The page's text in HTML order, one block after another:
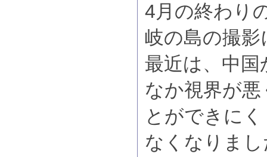
4月の終わり
岐の島の撮
最近は、中
なか視界が
とができに
なくなりま